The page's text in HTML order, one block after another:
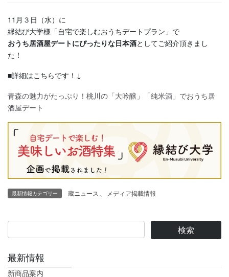
11月３日（水）に
縁結び大学様「自宅で楽しむおうちデートプラン」で
おうち居酒屋デートにぴったりな日本酒としてご紹介頂きまし
た！
■詳細はこちらです！↓
青森の魅力がたっぷり！桃川の「大吟醸」「純米酒」でおうち居
酒屋デート
最新情報カテゴリー 蔵ニュース 、 メディア掲載情報
最新情報
新商品案内